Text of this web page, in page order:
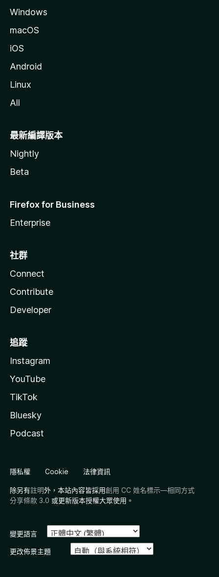
Windows
macOS
iOS
Android
Linux
All
最新編譯版本
Nightly
Beta
Firefox for Business
Enterprise
社群
Connect
Contribute
Developer
追蹤
Instagram
YouTube
TikTok
Bluesky
Podcast
隱私權 Cookie 法律資訊
除另有註明外，本站內容皆採用創用 CC 姓名標示—相同方式
分享條款 3.0 或更新版本授權大眾使用。
變更語言
更改佈景主題